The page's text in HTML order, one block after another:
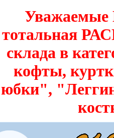
Уважаемые
тотальная
склада в
кофты,
юбки",